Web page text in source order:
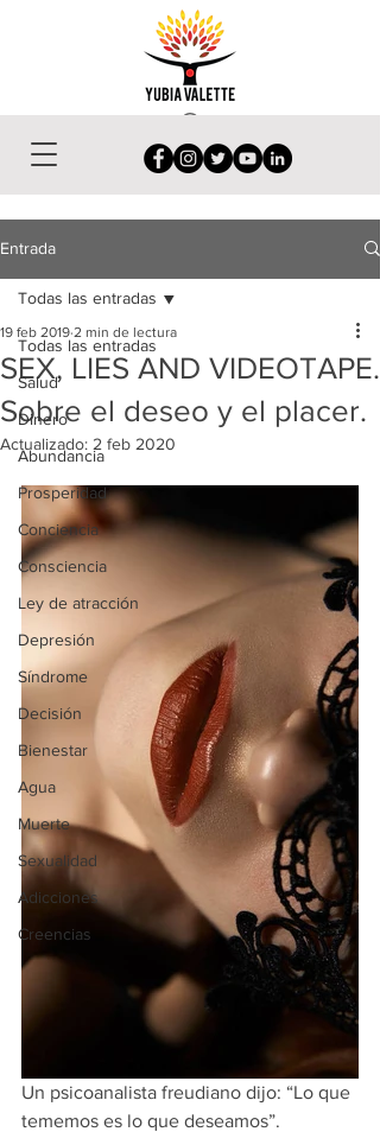
Entrada
Todas las entradas
Salud
Dinero
Abundancia
Prosperidad
Conciencia
Consciencia
Ley de atracción
Depresión
Síndrome
Decisión
Bienestar
Agua
Muerte
Sexualidad
Adicciones
Creencias
Todas las entradas
SEX, LIES AND VIDEOTAPE.
Sobre el deseo y el placer.
19 feb 2019 2 min de lectura
Actualizado: 2 feb 2020
Un psicoanalista freudiano dijo: “Lo que
tememos es lo que deseamos”.